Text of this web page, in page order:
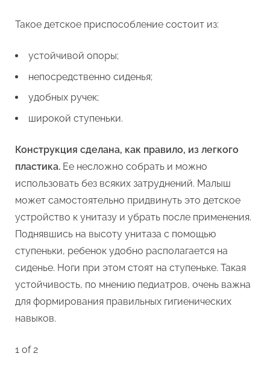
Такое детское приспособление состоит из:
устойчивой опоры;
непосредственно сиденья;
удобных ручек;
широкой ступеньки.
Конструкция сделана, как правило, из легкого
пластика. Ее несложно собрать и можно
использовать без всяких затруднений. Малыш
может самостоятельно придвинуть это детское
устройство к унитазу и убрать после применения.
Поднявшись на высоту унитаза с помощью
ступеньки, ребенок удобно располагается на
сиденье. Ноги при этом стоят на ступеньке. Такая
устойчивость, по мнению педиатров, очень важна
для формирования правильных гигиенических
навыков.
1 of 2